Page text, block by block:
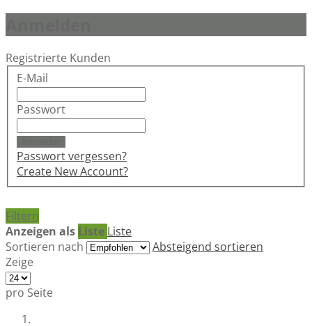
Registrierte Kunden
E-Mail
Passwort
Passwort vergessen?
Create New Account?
Filtern
Anzeigen als Liste Liste
Sortieren nach
Absteigend sortieren
Zeige
pro Seite